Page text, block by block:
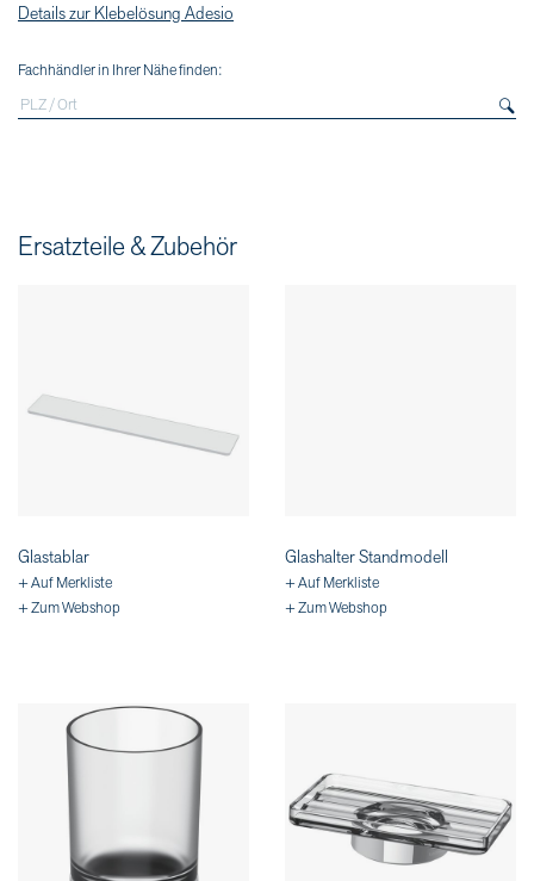
Details zur Klebelösung Adesio
Fachhändler in Ihrer Nähe finden:
Ersatzteile & Zubehör
Glastablar
+ Auf Merkliste
+ Zum Webshop
Glashalter Standmodell
+ Auf Merkliste
+ Zum Webshop